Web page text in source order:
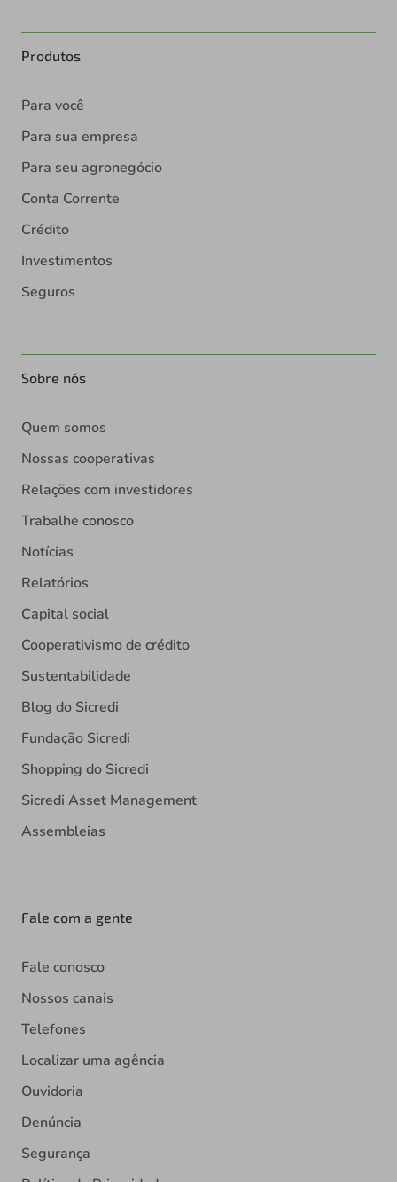
Produtos
Para você
Para sua empresa
Para seu agronegócio
Conta Corrente
Crédito
Investimentos
Seguros
Sobre nós
Quem somos
Nossas cooperativas
Relações com investidores
Trabalhe conosco
Notícias
Relatórios
Capital social
Cooperativismo de crédito
Sustentabilidade
Blog do Sicredi
Fundação Sicredi
Shopping do Sicredi
Sicredi Asset Management
Assembleias
Fale com a gente
Fale conosco
Nossos canais
Telefones
Localizar uma agência
Ouvidoria
Denúncia
Segurança